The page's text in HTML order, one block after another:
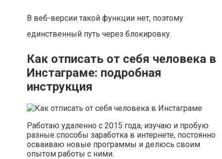
В веб-версии такой функции нет, поэтому
единственный путь через блокировку.
Как отписать от себя человека в
Инстаграме: подробная
инструкция
Работаю удаленно с 2015 года, изучаю и пробую
разные способы заработка в интернете, постоянно
осваиваю новые программы и делюсь своим
опытом работы с ними.